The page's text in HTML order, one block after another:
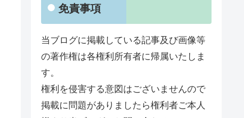
免責事項
当ブログに掲載している記事及び画像等
の著作権は各権利所有者に帰属いたしま
す。
権利を侵害する意図はございませんので
掲載に問題がありましたら権利者ご本人